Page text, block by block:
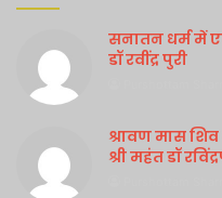
सनातन धर्म में
डॉ रवींद्र पुरी
श्रावण मास
श्री महंत डॉ